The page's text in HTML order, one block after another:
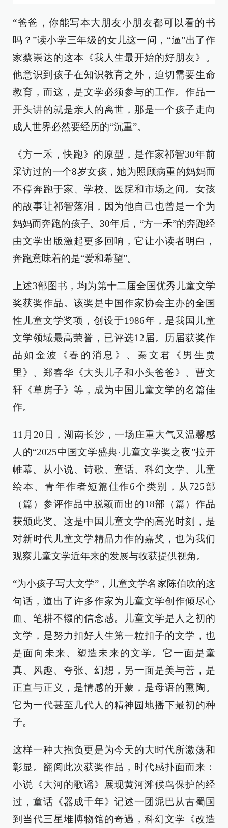
“爸爸，你能写本大朋友小朋友都可以看的书
吗？”读小学三年级的女儿这一问，“逼”出了作
家蔡崇达的这本《我人生最开始的好朋友》。
他意识到孩子在知识教育之外，迫切需要生命
教育，而这，是文学必须参与的工作。作品一
开头讲的就是亲人的离世，那是一个孩子走向
成人世界必然要经历的“沉重”。
《方一禾，快跑》的原型，是作家祁智30年前
采访过的一个8岁女孩，她为照顾病重的妈妈而
不停奔跑于家、学校、医院和市场之间。女孩
的故事让祁智落泪，因为他自己也曾是一个为
妈妈而奔跑的孩子。30年后，“方一禾”的奔跑经
由文学出版激起更多回响，它让小读者明白，
奔跑意味着的是“爱和希望”。
上述3部图书，均为第十二届全国优秀儿童文学
奖获奖作品。该奖是中国作家协会主办的全国
性儿童文学奖项，创设于1986年，是我国儿童
文学领域最高荣誉，已评选12届。历届获奖作
品如金波《春的消息》、秦文君《男生贾
里》、郑春华《大头儿子和小头爸爸》、曹文
轩《草房子》等，成为中国儿童文学的名篇佳
作。
11月20日，湖南长沙，一场庄重大气又温馨感
人的“2025中国文学盛典·儿童文学奖之夜”拉开
帷幕。从小说、诗歌、童话、科幻文学、儿童
绘本、青年作者短篇佳作6个类别，从725部
（篇）参评作品中脱颖而出的18部（篇）作品
获颁此奖。这是中国儿童文学的高光时刻，是
对新时代儿童文学精品力作的嘉奖，也为我们
观察儿童文学近年来的发展与收获提供视角。
“为小孩子写大文学”，儿童文学名家陈伯吹的这
句话，道出了许多作家为儿童文学创作倾尽心
血、笔耕不辍的信念感。儿童文学是人之初的
文学，是努力扣好人生第一粒扣子的文学，也
是面向未来、塑造未来的文学。它一面是童
真、风趣、夸张、幻想，另一面是美与善，是
正直与正义，是情感的开蒙，是母语的熏陶。
它为一代甚至几代人的精神园地播下最初的种
子。
这样一种大抱负更是为今天的大时代所激荡和
彰显。翻阅此次获奖作品，时代感扑面而来：
小说《大河的歌谣》展现黄河滩候鸟保护的经
过，童话《器成千年》记述一团泥巴从古蜀国
到当代三星堆博物馆的奇遇，科幻文学《改造